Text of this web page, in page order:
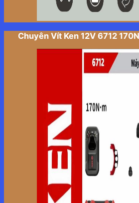
Chuyên Vít Ken 12V 6712